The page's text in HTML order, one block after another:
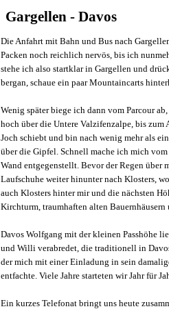
Gargellen - Davos
Die Anfahrt mit Bahn und Bus nach
Packen noch reichlich nervös, bis ich
stehe ich also startklar in Gargellen und
bergan, schaue ein paar Mountaincarts
Wenig später biege ich dann vom Parcour
hoch über die Untere Valzifenzalpe, bis zum
Joch schiebt und bin nach wenig mehr als
über die Gipfel. Schnell mache ich mich
Wand entgegenstellt. Bevor der Regen
Laufschuhe weiter hinunter nach Klosters,
auch Klosters hinter mir und die nächsten
Kirchturm, traumhaften alten Bauernhäusern
Davos Wolfgang mit der kleinen Passhöhe
und Willi verabredet, die traditionell in
der mich mit einer Einladung in sein
entfachte. Viele Jahre starteten wir Jahr für
Ein kurzes Telefonat bringt uns heute